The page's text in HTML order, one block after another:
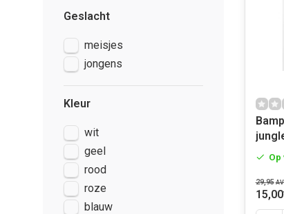
Geslacht
meisjes
jongens
Kleur
wit
geel
rood
roze
blauw
29,95
15,00